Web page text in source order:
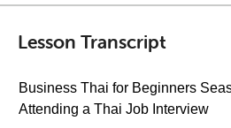
Lesson Transcript
Business Thai for Beginners
Attending a Thai Job Interview